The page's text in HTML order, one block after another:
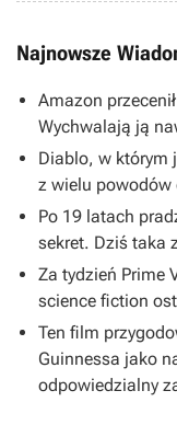
Najnowsze
Amazon
Wychwalają ją
Diablo, w którym
z wielu powodów
Po 19 latach
sekret. Dziś taka
Za tydzień Prime
science fiction
Ten film
Guinnessa jako
odpowiedzialny